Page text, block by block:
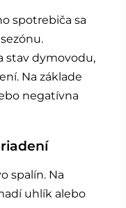
spotrebiča sa
stav dymovodu,
Na základe
negatívna
spalín. Na
uhlík alebo